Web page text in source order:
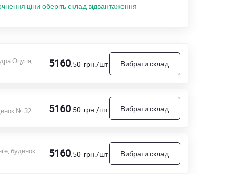
ціни оберіть склад відвантаження
Оцупа,
5160.50 грн./шт Вибрати склад
№ 32 5160.50 грн./шт Вибрати склад
будинок
5160.50 грн./шт Вибрати склад